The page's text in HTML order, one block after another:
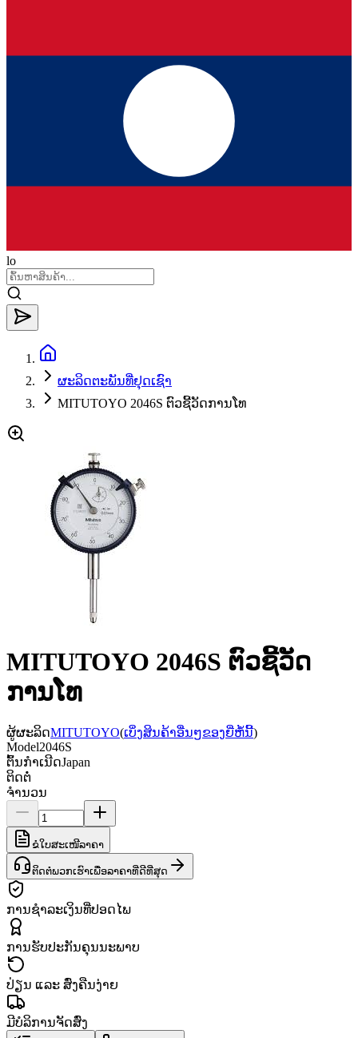
lo
ຜະລິດຕະພັນທີ່ຢຸດເຊົາ
MITUTOYO 2046S ຕົວຊີ້ວັດການໂທ
MITUTOYO 2046S ຕົວຊີ້ວັດ
ການໂທ
ຜູ້ຜະລິດMITUTOYO(ເບິ່ງສິນຄ້າອື່ນໆຂອງຍີ່ຫໍ້ນີ້)
Model2046S
ຕົ້ນກຳເນີດJapan
ຕິດຕໍ່
ຈຳນວນ
ຂໍໃບສະເໜີລາຄາ
ຕິດຕໍ່ພວກເຮົາເພື່ອລາຄາທີ່ດີທີ່ສຸດ
ການຊຳລະເງິນທີ່ປອດໄພ
ການຮັບປະກັນຄຸນນະພາບ
ປ່ຽນ ແລະ ສົ່ງຄືນງ່າຍ
ມີບໍລິການຈັດສົ່ງ